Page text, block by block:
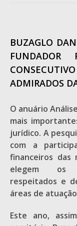
BUZAGLO
ADMIRADOS
O anuário
mais
jurídico. A
com a
financeiros das
elegem os
respeitados e
áreas de
Este ano,